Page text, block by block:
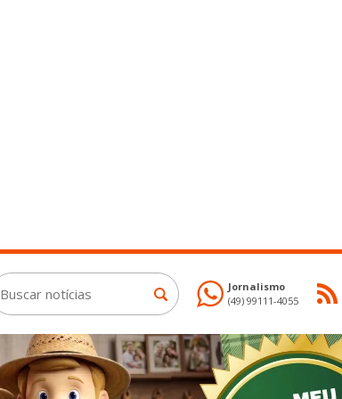
Jornalismo
(49) 99111-4055